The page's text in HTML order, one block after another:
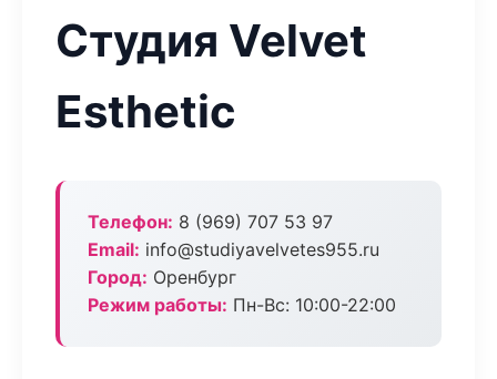
Студия Velvet
Esthetic
Телефон: 8 (969) 707 53 97
Email: info@studiyavelvetes955.ru
Город: Оренбург
Режим работы: Пн-Вс: 10:00-22:00